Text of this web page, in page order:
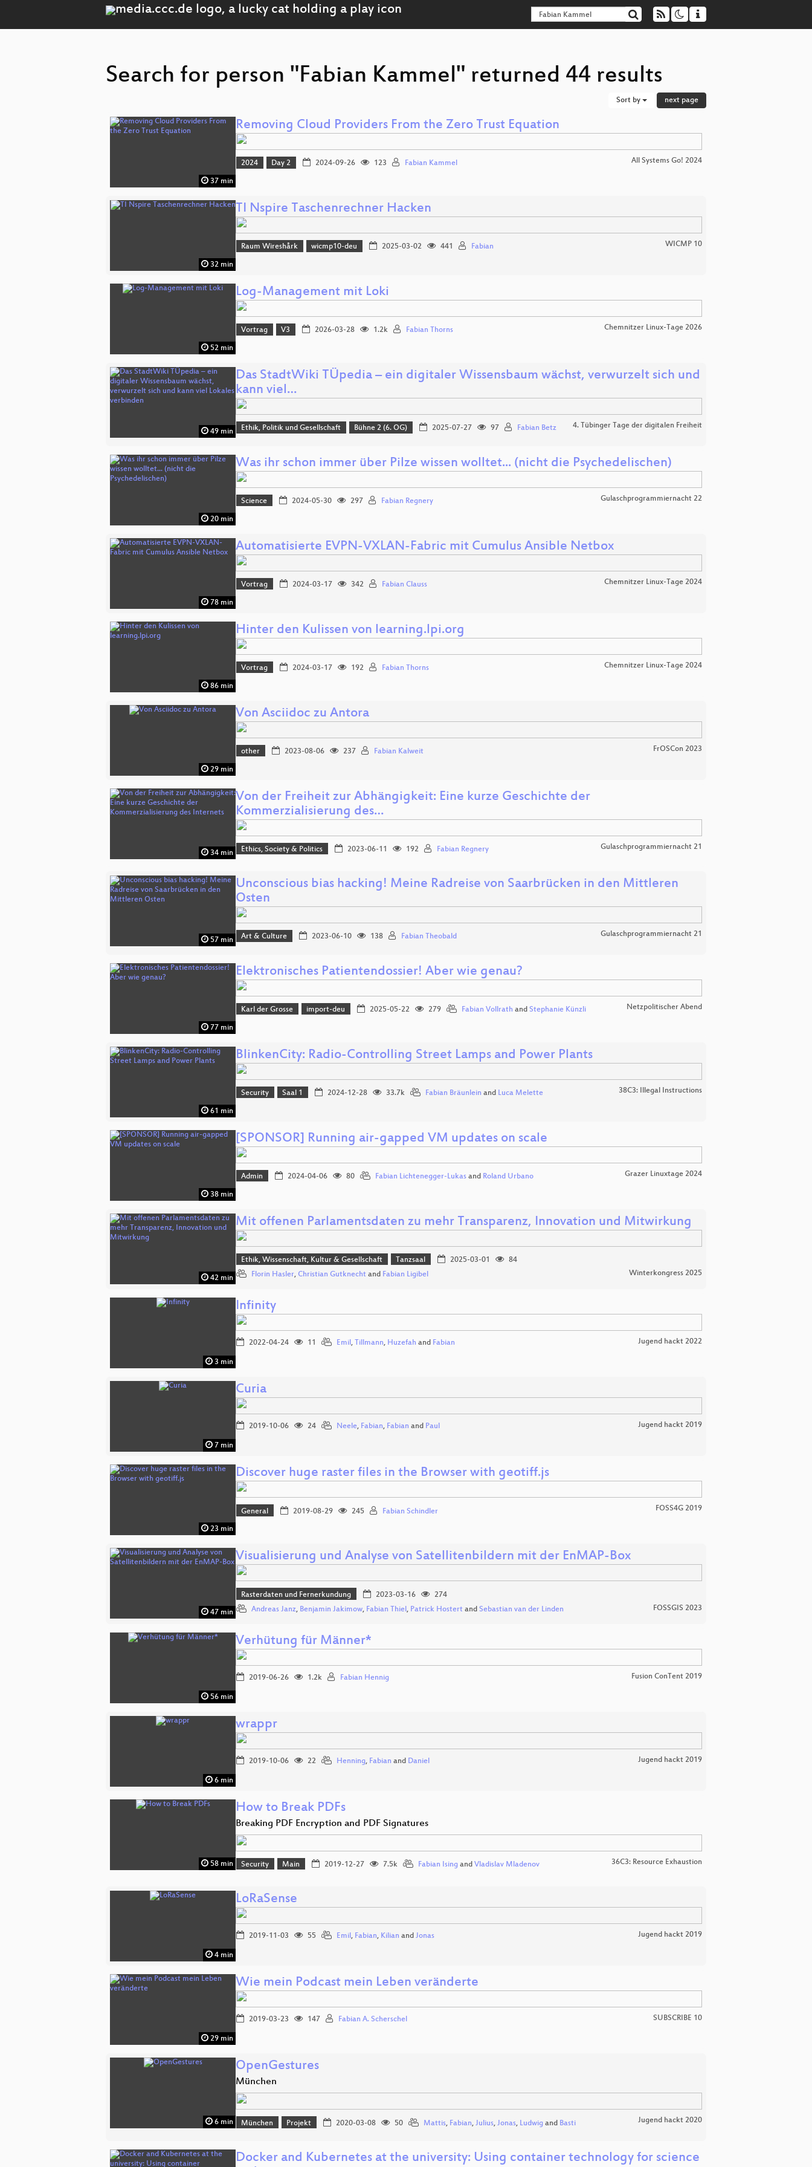
Search for person "Fabian Kammel" returned 44 results
Sort by next page
37 min
Removing Cloud Providers From the Zero Trust Equation
2024 Day 2 2024-09-26 123 Fabian Kammel All Systems Go! 2024
32 min
TI Nspire Taschenrechner Hacken
Raum Wireshårk wicmp10-deu 2025-03-02 441 Fabian WICMP 10
52 min
Log-Management mit Loki
Vortrag V3 2026-03-28 1.2k Fabian Thorns Chemnitzer Linux-Tage 2026
49 min
Das StadtWiki TÜpedia – ein digitaler Wissensbaum wächst, verwurzelt sich und
kann viel…
Ethik, Politik und Gesellschaft Bühne 2 (6. OG) 2025-07-27 97 Fabian Betz 4. Tübinger Tage der digitalen Freiheit
20 min
Was ihr schon immer über Pilze wissen wolltet... (nicht die Psychedelischen)
Science 2024-05-30 297 Fabian Regnery Gulaschprogrammiernacht 22
78 min
Automatisierte EVPN-VXLAN-Fabric mit Cumulus Ansible Netbox
Vortrag 2024-03-17 342 Fabian Clauss Chemnitzer Linux-Tage 2024
86 min
Hinter den Kulissen von learning.lpi.org
Vortrag 2024-03-17 192 Fabian Thorns Chemnitzer Linux-Tage 2024
29 min
Von Asciidoc zu Antora
other 2023-08-06 237 Fabian Kalweit FrOSCon 2023
34 min
Von der Freiheit zur Abhängigkeit: Eine kurze Geschichte der
Kommerzialisierung des…
Ethics, Society & Politics 2023-06-11 192 Fabian Regnery Gulaschprogrammiernacht 21
57 min
Unconscious bias hacking! Meine Radreise von Saarbrücken in den Mittleren
Osten
Art & Culture 2023-06-10 138 Fabian Theobald Gulaschprogrammiernacht 21
77 min
Elektronisches Patientendossier! Aber wie genau?
Karl der Grosse import-deu 2025-05-22 279 Fabian Vollrath and Stephanie Künzli Netzpolitischer Abend
61 min
BlinkenCity: Radio-Controlling Street Lamps and Power Plants
Security Saal 1 2024-12-28 33.7k Fabian Bräunlein and Luca Melette 38C3: Illegal Instructions
38 min
[SPONSOR] Running air-gapped VM updates on scale
Admin 2024-04-06 80 Fabian Lichtenegger-Lukasand Roland Urbano Grazer Linuxtage 2024
42 min
Mit offenen Parlamentsdaten zu mehr Transparenz, Innovation und Mitwirkung
Ethik, Wissenschaft, Kultur & Gesellschaft Tanzsaal 2025-03-01
84
Florin Hasler, Christian Gutknecht and Fabian Ligibel Winterkongress 2025
3 min
Infinity
2022-04-24 11 Emil, Tillmann, Huzefah and Fabian Jugend hackt 2022
7 min
Curia
2019-10-06 24 Neele, Fabian, Fabian and Paul Jugend hackt 2019
23 min
Discover huge raster files in the Browser with geotiff.js
General 2019-08-29 245 Fabian Schindler FOSS4G 2019
47 min
Visualisierung und Analyse von Satellitenbildern mit der EnMAP-Box
Rasterdaten und Fernerkundung 2023-03-16
274
Andreas Janz, Benjamin Jakimow, Fabian Thiel, Patrick Hostert and Sebastian van der Linden FOSSGIS 2023
56 min
Verhütung für Männer*
2019-06-26 1.2k Fabian Hennig Fusion ConTent 2019
6 min
wrappr
2019-10-06 22 Henning, Fabian and Daniel Jugend hackt 2019
58 min
How to Break PDFs
Breaking PDF Encryption and PDF Signatures
Security Main 2019-12-27 7.5k Fabian Isingand Vladislav Mladenov 36C3: Resource Exhaustion
4 min
LoRaSense
2019-11-03 55 Emil, Fabian, Kilian and Jonas Jugend hackt 2019
29 min
Wie mein Podcast mein Leben veränderte
2019-03-23 147 Fabian A. Scherschel SUBSCRIBE 10
6 min
OpenGestures
München
München Projekt 2020-03-08 50 Mattis, Fabian, Julius, Jonas, Ludwigand Basti Jugend hackt 2020
Docker and Kubernetes at the university: Using container technology for science